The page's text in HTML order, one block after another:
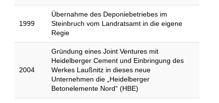
1999
Übernahme des Deponiebetriebes im
Steinbruch vom Landratsamt in die eigene
Regie
2004
Gründung eines Joint Ventures mit
Heidelberger Cement und Einbringung des
Werkes Laußnitz in dieses neue
Unternehmen die „Heidelberger
Betonelemente Nord“ (HBE)